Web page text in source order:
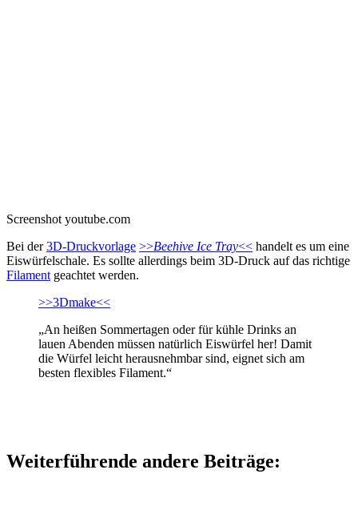
Screenshot youtube.com
Bei der3D-Druckvorlage >>Beehive Ice Tray<< handelt es um eine
Eiswürfelschale. Es sollte allerdings beim 3D-Druck auf das richtige
Filament geachtet werden.
>>3Dmake<<
„An heißen Sommertagen oder für kühle Drinks an
lauen Abenden müssen natürlich Eiswürfel her! Damit
die Würfel leicht herausnehmbar sind, eignet sich am
besten flexibles Filament.“
Weiterführende andere Beiträge: